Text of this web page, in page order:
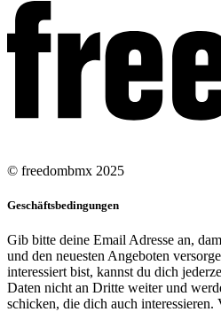
© freedombmx 2025
Geschäftsbedingungen
Gib bitte deine Email Adresse an,
und den neuesten Angeboten
interessiert bist, kannst du dich
Daten nicht an Dritte weiter und
schicken, die dich auch interessieren.